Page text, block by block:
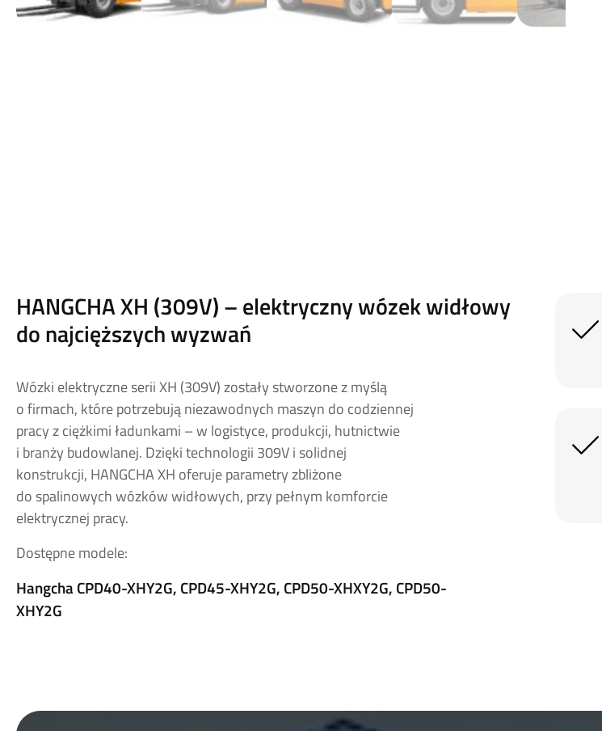
HANGCHA XH (309V) – elektryczny wózek widłowy
do najcięższych wyzwań
Wózki elektryczne serii XH (309V) zostały stworzone z myślą
o firmach, które potrzebują niezawodnych maszyn do codziennej
pracy z ciężkimi ładunkami – w logistyce, produkcji, hutnictwie
i branży budowlanej. Dzięki technologii 309V i solidnej
konstrukcji, HANGCHA XH oferuje parametry zbliżone
do spalinowych wózków widłowych, przy pełnym komforcie
elektrycznej pracy.
Dostępne modele:
Hangcha CPD40-XHY2G, CPD45-XHY2G, CPD50-XHXY2G, CPD50-
XHY2G